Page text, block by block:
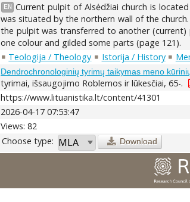
EN Current pulpit of Alsėdžiai church is
was situated by the northern wall of the
the pulpit was transferred to another (current)
one colour and gilded some parts (page 121).
Teologija / Theology Istorija / History
Dendrochronologinių tyrimų taikymas meno
tyrimai, išsaugojimo Roblemos ir lūkesčiai, 65-.
https://www.lituanistika.lt/content/41301
2026-04-17 07:53:47
Views: 82
Choose type: Download